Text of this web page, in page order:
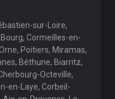
sur-Loire,
Cormeilles-en-
Poitiers, Miramas,
Béthune, Biarritz,
Octeville,
en-Laye, Corbeil-